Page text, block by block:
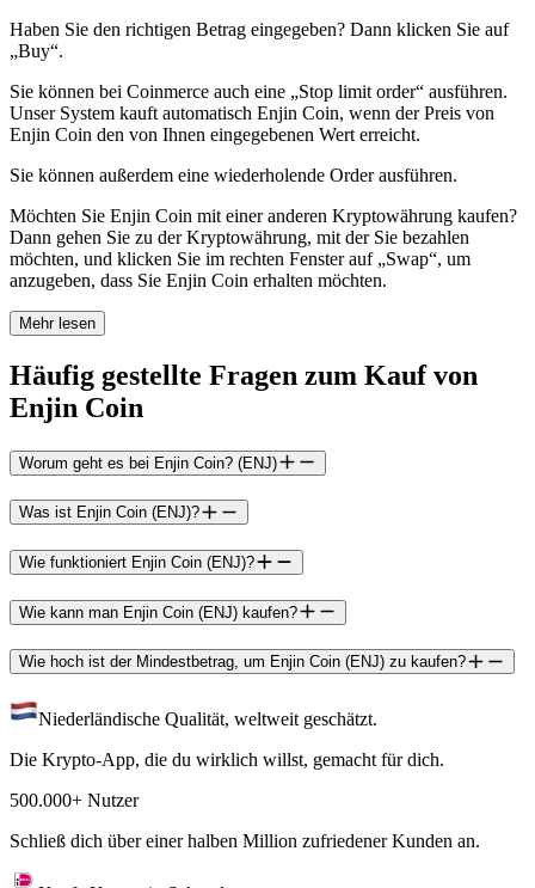
Haben Sie den richtigen Betrag eingegeben? Dann klicken Sie auf
„Buy“.
Sie können bei Coinmerce auch eine „Stop limit order“ ausführen.
Unser System kauft automatisch Enjin Coin, wenn der Preis von
Enjin Coin den von Ihnen eingegebenen Wert erreicht.
Sie können außerdem eine wiederholende Order ausführen.
Möchten Sie Enjin Coin mit einer anderen Kryptowährung kaufen?
Dann gehen Sie zu der Kryptowährung, mit der Sie bezahlen
möchten, und klicken Sie im rechten Fenster auf „Swap“, um
anzugeben, dass Sie Enjin Coin erhalten möchten.
Mehr lesen
Häufig gestellte Fragen zum Kauf von
Enjin Coin
Worum geht es bei Enjin Coin? (ENJ)
Was ist Enjin Coin (ENJ)?
Wie funktioniert Enjin Coin (ENJ)?
Wie kann man Enjin Coin (ENJ) kaufen?
Wie hoch ist der Mindestbetrag, um Enjin Coin (ENJ) zu kaufen?
Niederländische Qualität, weltweit geschätzt.
Die Krypto-App, die du wirklich willst, gemacht für dich.
500.000+ Nutzer
Schließ dich über einer halben Million zufriedener Kunden an.